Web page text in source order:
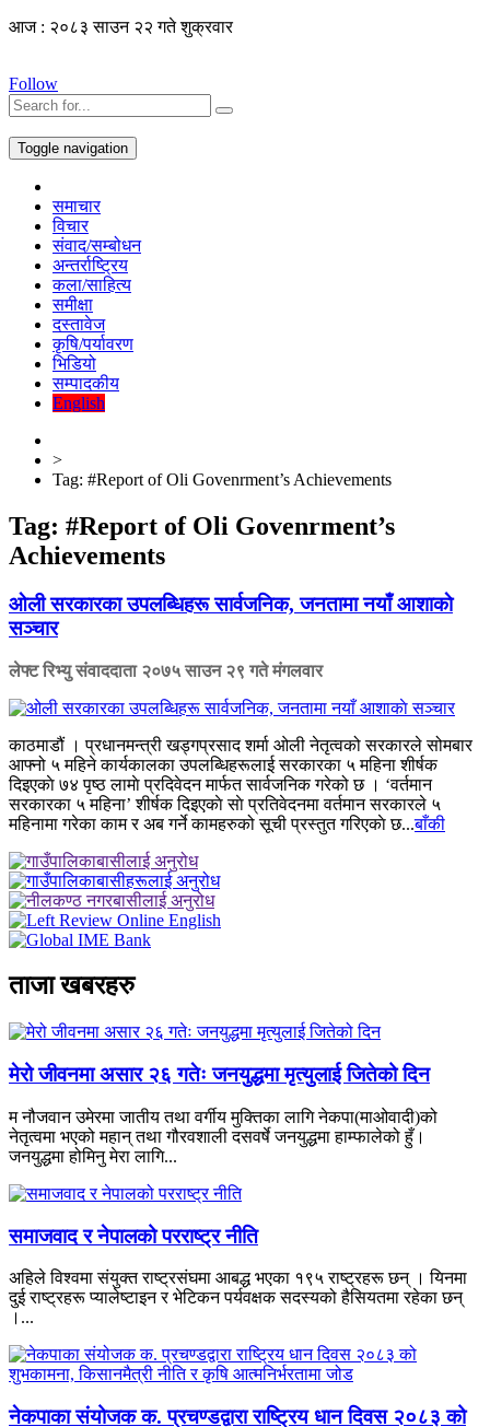
आज : २०८३ साउन २२ गते शुक्रवार
Follow
Toggle navigation
समाचार
विचार
संवाद/सम्बोधन
अन्तर्राष्ट्रिय
कला/साहित्य
समीक्षा
दस्तावेज
कृषि/पर्यावरण
भिडियो
सम्पादकीय
English
>
Tag: #Report of Oli Govenrment’s Achievements
Tag: #Report of Oli Govenrment’s
Achievements
ओली सरकारका उपलब्धिहरू सार्वजनिक, जनतामा नयाँ आशाकाे
सञ्चार
लेफ्ट रिभ्यु संवाददाता २०७५ साउन २९ गते मंगलवार
काठमाडौं । प्रधानमन्त्री खड्गप्रसाद शर्मा ओली नेतृत्वको सरकारले सोमबार
आफ्नो ५ महिने कार्यकालका उपलब्धिहरूलाई सरकारका ५ महिना शीर्षक
दिइएकाे ७४ पृष्ठ लामाे प्रदिवेदन मार्फत सार्वजनिक गरेको छ । ‘वर्तमान
सरकारका ५ महिना’ शीर्षक दिइएकाे साे प्रतिवेदनमा वर्तमान सरकारले ५
महिनामा गरेका काम र अब गर्ने कामहरुको सूची प्रस्तुत गरिएकाे छ...बाँकी
ताजा खबरहरु
मेरो जीवनमा असार २६ गतेः जनयुद्धमा मृत्युलाई जितेको दिन
म नौजवान उमेरमा जातीय तथा वर्गीय मुक्तिका लागि नेकपा(माओवादी)को
नेतृत्वमा भएको महान् तथा गौरवशाली दसवर्षे जनयुद्धमा हाम्फालेको हुँ।
जनयुद्धमा होमिनु मेरा लागि...
समाजवाद र नेपालको परराष्ट्र नीति
अहिले विश्वमा संयुक्त राष्ट्रसंघमा आबद्ध भएका १९५ राष्ट्रहरू छन् । यिनमा
दुई राष्ट्रहरू प्यालेष्टाइन र भेटिकन पर्यवक्षक सदस्यको हैसियतमा रहेका छन्
।...
नेकपाका संयोजक क. प्रचण्डद्वारा राष्ट्रिय धान दिवस २०८३ को